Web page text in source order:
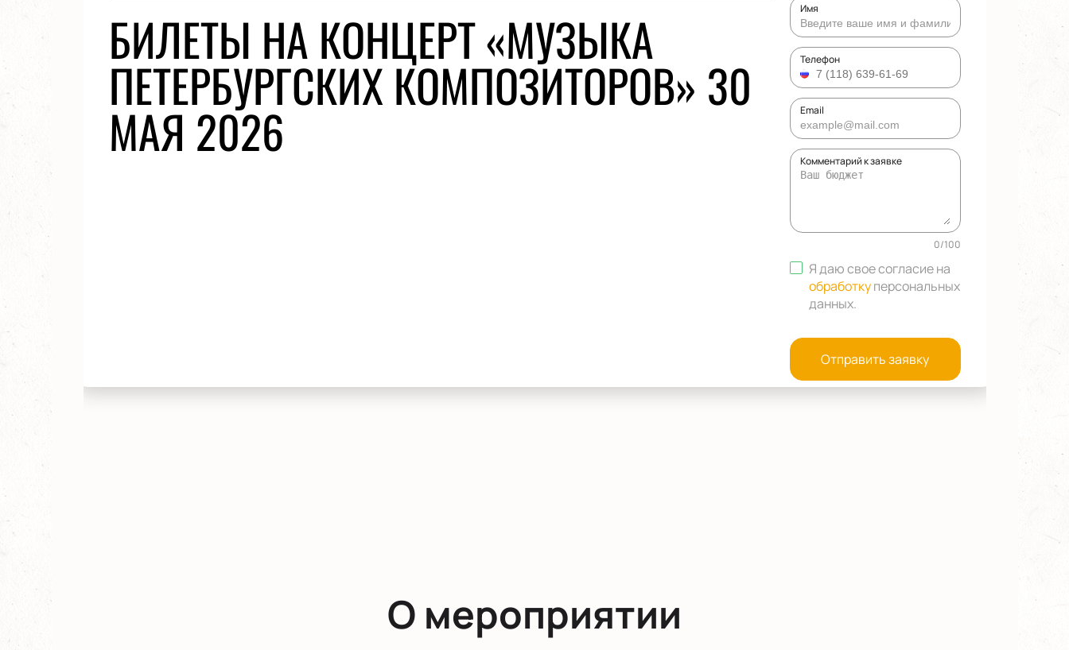
БИЛЕТЫ НА КОНЦЕРТ «МУЗЫКА
ПЕТЕРБУРГСКИХ КОМПОЗИТОРОВ» 30
МАЯ 2026
Имя
Телефон
Email
Комментарий к заявке
0/100
Я даю свое согласие на
обработкуперсональных
данных.
Отправить заявку
О мероприятии